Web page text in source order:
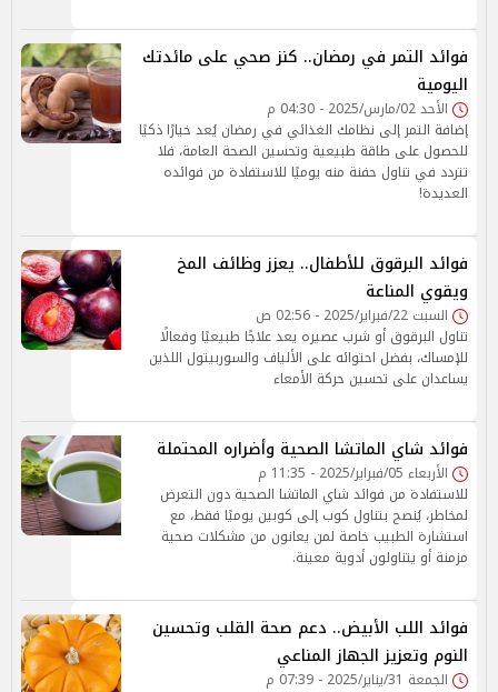
فوائد التمر في رمضان.. كنز صحي على مائدتك
اليومية
الأحد 02/مارس/2025 - 04:30 م
إضافة التمر إلى نظامك الغذائي في رمضان يُعد خيارًا ذكيًا
للحصول على طاقة طبيعية وتحسين الصحة العامة، فلا
تتردد في تناول حفنة منه يوميًا للاستفادة من فوائده
العديدة!
فوائد البرقوق للأطفال.. يعزز وظائف المخ
ويقوي المناعة
السبت 22/فبراير/2025 - 02:56 ص
تناول البرقوق أو شرب عصيره يعد علاجًا طبيعيًا وفعالًا
للإمساك، بفضل احتوائه على الألياف والسوربيتول اللذين
يساعدان على تحسين حركة الأمعاء
فوائد شاي الماتشا الصحية وأضراره المحتملة
الأربعاء 05/فبراير/2025 - 11:35 م
للاستفادة من فوائد شاي الماتشا الصحية دون التعرض
لمخاطر، يُنصح بتناول كوب إلى كوبين يوميًا فقط، مع
استشارة الطبيب خاصة لمن يعانون من مشكلات صحية
مزمنة أو يتناولون أدوية معينة.
فوائد اللب الأبيض.. دعم صحة القلب وتحسين
النوم وتعزيز الجهاز المناعي
الجمعة 31/يناير/2025 - 07:39 م